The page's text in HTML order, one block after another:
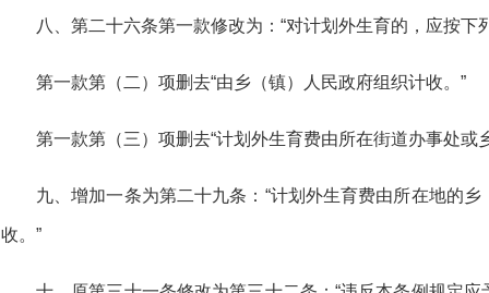
八、第二十六条第一款修改为：“对计划外生育的，应按下
第一款第（二）项删去“由乡（镇）人民政府组织计收。”
第一款第（三）项删去“计划外生育费由所在街道办事处或
九、增加一条为第二十九条：“计划外生育费由所在地的
收。”